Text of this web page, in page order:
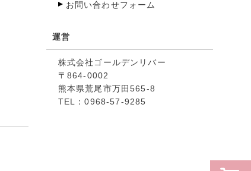
お問い合わせフォーム
運営
株式会社ゴールデンリバー
864-0002
熊本県荒尾市万田565-8
TEL：0968-57-9285